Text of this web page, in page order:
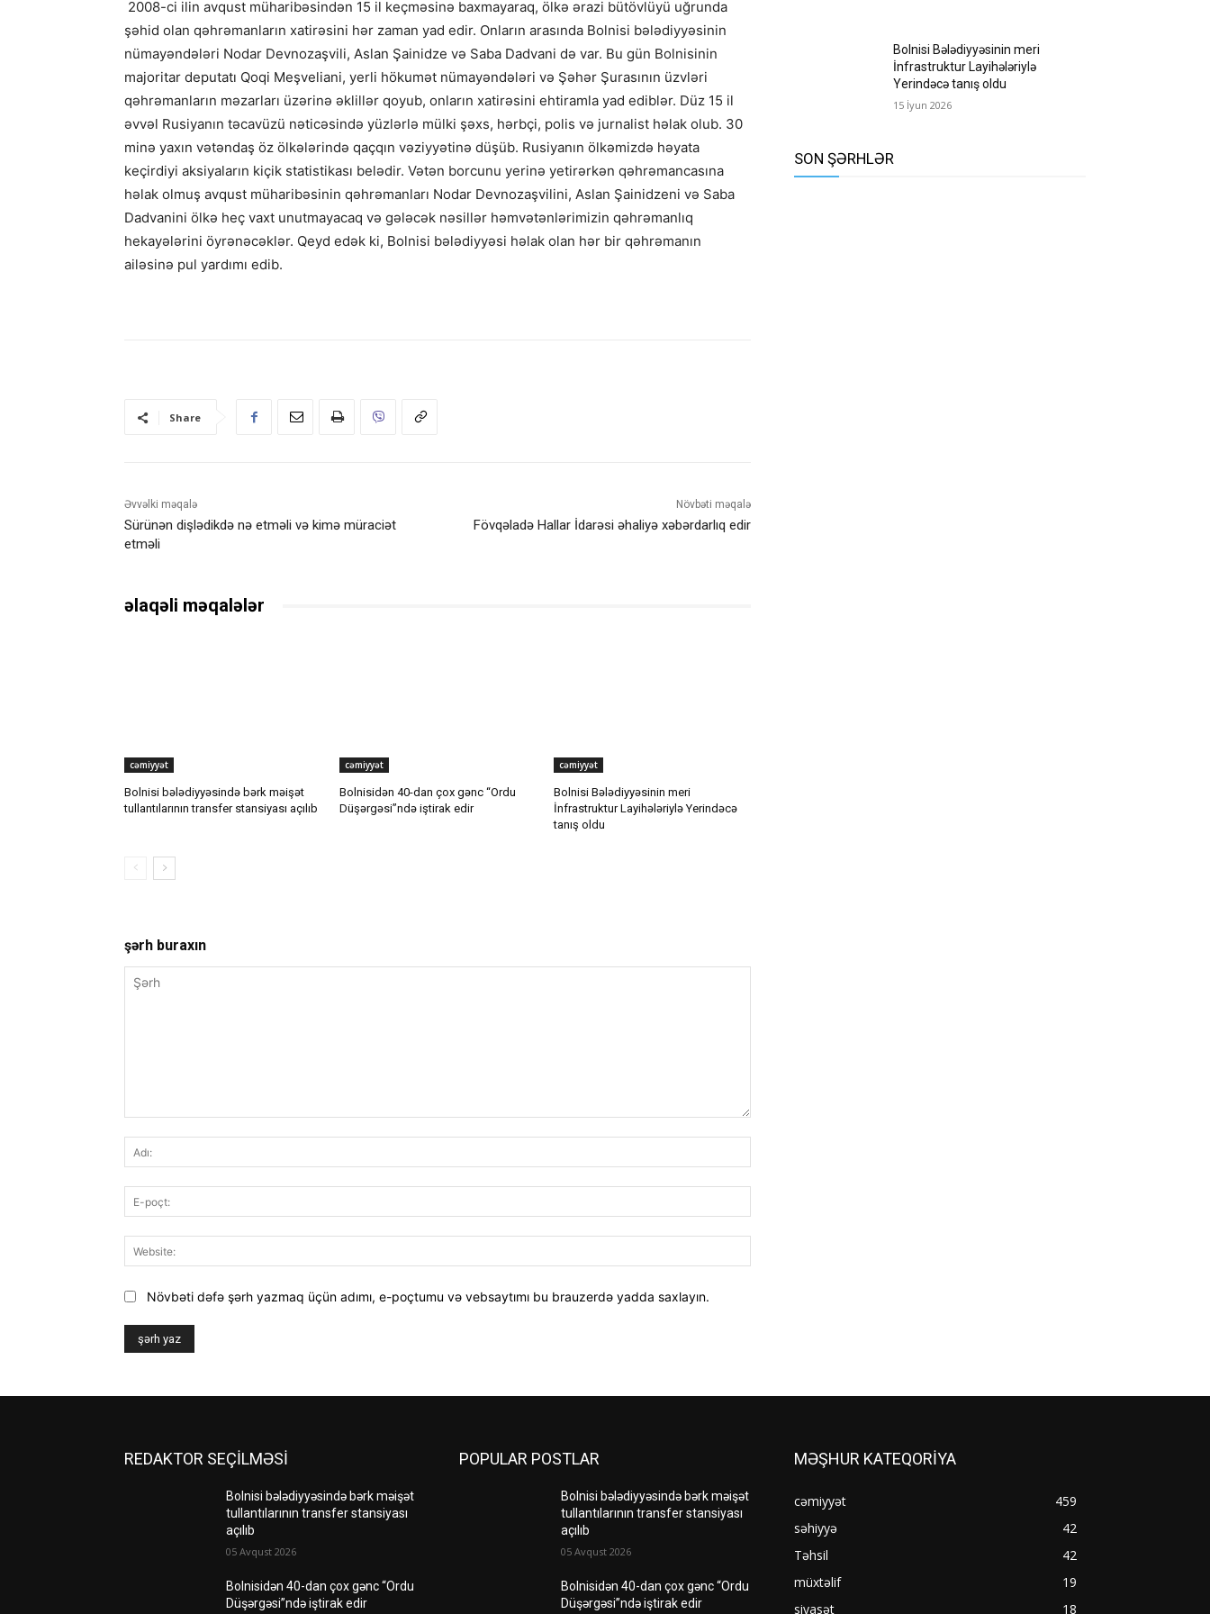
2008-ci ilin avqust müharibəsindən 15 il keçməsinə baxmayaraq, ölkə ərazi bütövlüyü uğrunda
şəhid olan qəhrəmanların xatirəsini hər zaman yad edir. Onların arasında Bolnisi bələdiyyəsinin
nümayəndələri Nodar Devnozaşvili, Aslan Şainidze və Saba Dadvani də var. Bu gün Bolnisinin
majoritar deputatı Qoqi Meşveliani, yerli hökumət nümayəndələri və Şəhər Şurasının üzvləri
qəhrəmanların məzarları üzərinə əklillər qoyub, onların xatirəsini ehtiramla yad ediblər. Düz 15 il
əvvəl Rusiyanın təcavüzü nəticəsində yüzlərlə mülki şəxs, hərbçi, polis və jurnalist həlak olub. 30
minə yaxın vətəndaş öz ölkələrində qaçqın vəziyyətinə düşüb. Rusiyanın ölkəmizdə həyata
keçirdiyi aksiyaların kiçik statistikası belədir. Vətən borcunu yerinə yetirərkən qəhrəmancasına
həlak olmuş avqust müharibəsinin qəhrəmanları Nodar Devnozaşvilini, Aslan Şainidzeni və Saba
Dadvanini ölkə heç vaxt unutmayacaq və gələcək nəsillər həmvətənlərimizin qəhrəmanlıq
hekayələrini öyrənəcəklər. Qeyd edək ki, Bolnisi bələdiyyəsi həlak olan hər bir qəhrəmanın
ailəsinə pul yardımı edib.
Share
Əvvəlki məqalə
Sürünən dişlədikdə nə etməli və kimə müraciət
etməli
Növbəti məqalə
Fövqəladə Hallar İdarəsi əhaliyə xəbərdarlıq edir
əlaqəli məqalələr
cəmiyyət
Bolnisi bələdiyyəsində bərk məişət
tullantılarının transfer stansiyası açılıb
cəmiyyət
Bolnisidən 40-dan çox gənc “Ordu
Düşərgəsi”ndə iştirak edir
cəmiyyət
Bolnisi Bələdiyyəsinin meri
İnfrastruktur Layihələriylə Yerindəcə
tanış oldu
şərh buraxın
poçt:
Növbəti dəfə şərh yazmaq üçün adımı, e-poçtumu və vebsaytımı bu brauzerdə yadda saxlayın.
Bolnisi Bələdiyyəsinin meri
İnfrastruktur Layihələriylə
Yerindəcə tanış oldu
15 İyun 2026
SON ŞƏRHLƏR
REDAKTOR SEÇİLMƏSİ
Bolnisi bələdiyyəsində bərk məişət
tullantılarının transfer stansiyası
açılıb
05 Avqust 2026
Bolnisidən 40-dan çox gənc “Ordu
Düşərgəsi”ndə iştirak edir
POPULAR POSTLAR
Bolnisi bələdiyyəsində bərk məişət
tullantılarının transfer stansiyası
açılıb
05 Avqust 2026
Bolnisidən 40-dan çox gənc “Ordu
Düşərgəsi”ndə iştirak edir
MƏŞHUR KATEQORİYA
cəmiyyət
459
səhiyyə
42
Təhsil
42
müxtəlif
19
siyasət
18